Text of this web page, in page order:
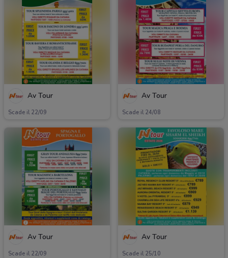
Av Tour
Scade il 22/09
Av Tour
Scade il 24/08
Av Tour
Scade il 22/09
Av Tour
Scade il 25/10